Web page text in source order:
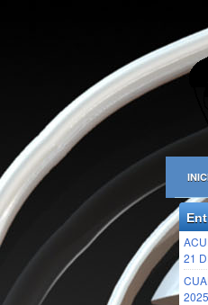
21